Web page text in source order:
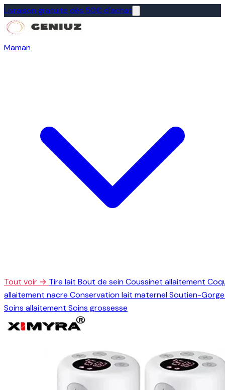
Livraison gratuite dès 50€ d'achat
Maman
Tout voir → Tire lait Bout de seinCoussinet allaitement
allaitement nacre Conservation lait maternelSoutien-
Soins allaitement Soins grossesse